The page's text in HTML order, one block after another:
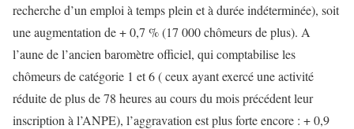
recherche d’un emploi à temps plein et à durée indéterminée), soit
une augmentation de + 0,7 % (17 000 chômeurs de plus). A
l’aune de l’ancien baromètre officiel, qui comptabilise les
chômeurs de catégorie 1 et 6 ( ceux ayant exercé une activité
réduite de plus de 78 heures au cours du mois précédent leur
inscription à l’ANPE), l’aggravation est plus forte encore : + 0,9